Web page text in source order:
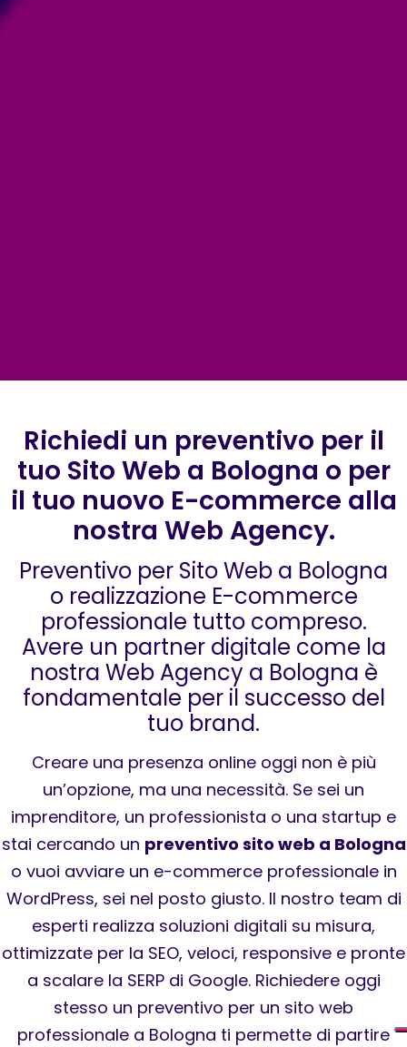
Richiedi un preventivo per il
tuo Sito Web a Bologna o per
il tuo nuovo E-commerce alla
nostra Web Agency.
Preventivo per Sito Web a Bologna
o realizzazione E-commerce
professionale tutto compreso.
Avere un partner digitale come la
nostra Web Agency a Bologna è
fondamentale per il successo del
tuo brand.
Creare una presenza online oggi non è più
un’opzione, ma una necessità. Se sei un
imprenditore, un professionista o una startup e
stai cercando un preventivo sito web a Bologna
o vuoi avviare un e-commerce professionale in
WordPress, sei nel posto giusto. Il nostro team di
esperti realizza soluzioni digitali su misura,
ottimizzate per la SEO, veloci, responsive e pronte
a scalare la SERP di Google. Richiedere oggi
stesso un preventivo per un sito web
professionale a Bologna ti permette di partire